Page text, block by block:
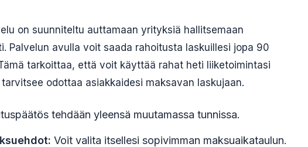
on suunniteltu auttamaan yrityksiä hallitsemaan
Palvelun avulla voit saada rahoitusta laskuillesi jopa 90
tarkoittaa, että voit käyttää rahat heti liiketoimintasi
odottaa asiakkaidesi maksavan laskujaan.
tehdään yleensä muutamassa tunnissa.
Voit valita itsellesi sopivimman maksuaikataulun.